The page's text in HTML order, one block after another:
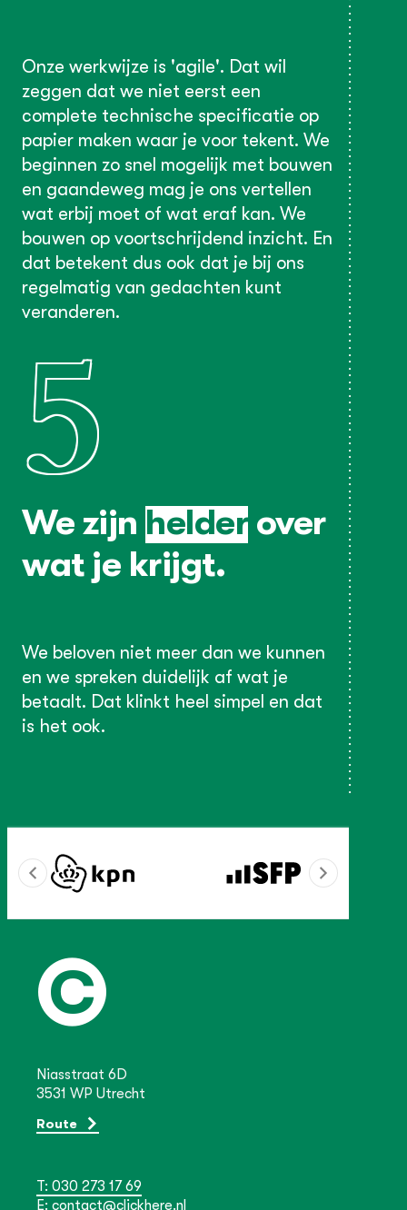
Onze werkwijze is 'agile'. Dat wil
zeggen dat we niet eerst een
complete technische specificatie op
papier maken waar je voor tekent. We
beginnen zo snel mogelijk met bouwen
en gaandeweg mag je ons vertellen
wat erbij moet of wat eraf kan. We
bouwen op voortschrijdend inzicht. En
dat betekent dus ook dat je bij ons
regelmatig van gedachten kunt
veranderen.
5
We zijn helder over
wat je krijgt.
We beloven niet meer dan we kunnen
en we spreken duidelijk af wat je
betaalt. Dat klinkt heel simpel en dat
is het ook.
Niasstraat 6D
3531 WP Utrecht
Route
T: 030 273 17 69
E: contact@clickhere.nl